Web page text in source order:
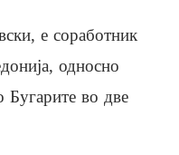
е соработник
односно
Бугарите во две